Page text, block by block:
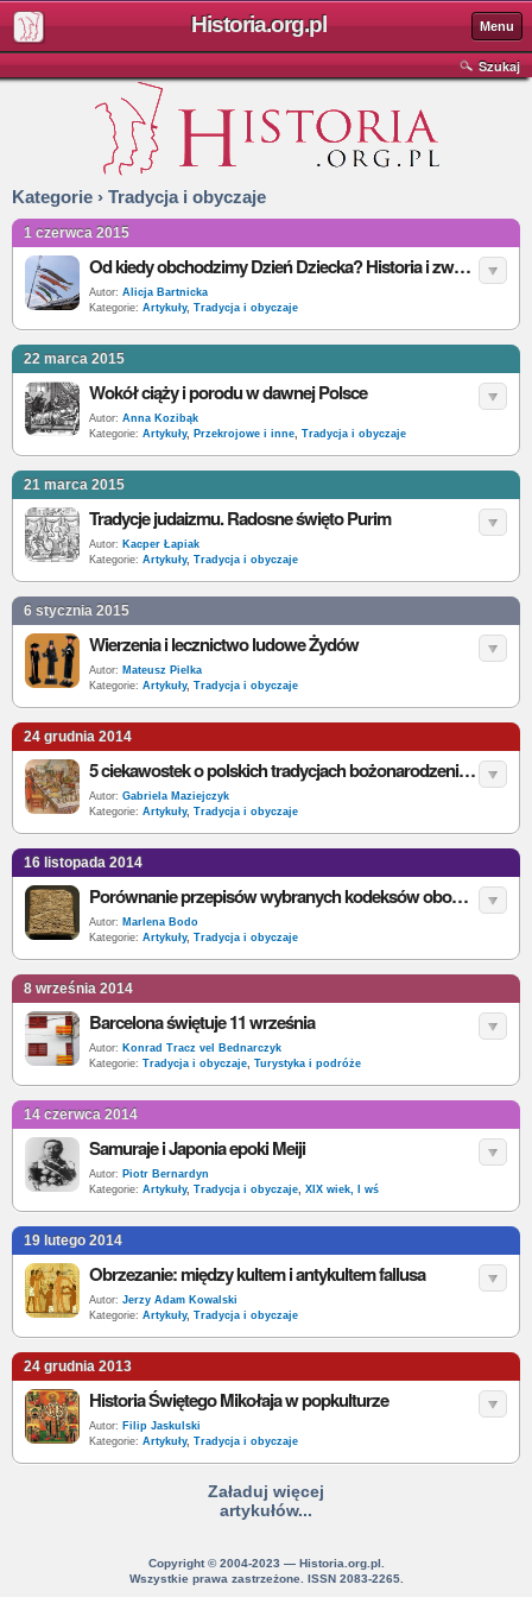
Historia.org.pl Menu
Szukaj
Kategorie › Tradycja i obyczaje
1 czerwca 2015
Od kiedy obchodzimy Dzień Dziecka? Historia i zwyczaje święta
Autor: Alicja Bartnicka
Kategorie: Artykuły, Tradycja i obyczaje
22 marca 2015
Wokół ciąży i porodu w dawnej Polsce
Autor: Anna Kozibąk
Kategorie: Artykuły, Przekrojowe i inne, Tradycja i obyczaje
21 marca 2015
Tradycje judaizmu. Radosne święto Purim
Autor: Kacper Łapiak
Kategorie: Artykuły, Tradycja i obyczaje
6 stycznia 2015
Wierzenia i lecznictwo ludowe Żydów
Autor: Mateusz Pielka
Kategorie: Artykuły, Tradycja i obyczaje
24 grudnia 2014
5 ciekawostek o polskich tradycjach bożonarodzeniowych, których możesz nie znać
Autor: Gabriela Maziejczyk
Kategorie: Artykuły, Tradycja i obyczaje
16 listopada 2014
Porównanie przepisów wybranych kodeksów obowiązujących w XIX wieku w państwach zaborczych Rzeczpospolitej Obojga Narodów
Autor: Marlena Bodo
Kategorie: Artykuły, Tradycja i obyczaje
8 września 2014
Barcelona świętuje 11 września
Autor: Konrad Tracz vel Bednarczyk
Kategorie: Tradycja i obyczaje, Turystyka i podróże
14 czerwca 2014
Samuraje i Japonia epoki Meiji
Autor: Piotr Bernardyn
Kategorie: Artykuły, Tradycja i obyczaje, XIX wiek, I wś
19 lutego 2014
Obrzezanie: między kultem i antykultem fallusa
Autor: Jerzy Adam Kowalski
Kategorie: Artykuły, Tradycja i obyczaje
24 grudnia 2013
Historia Świętego Mikołaja w popkulturze
Autor: Filip Jaskulski
Kategorie: Artykuły, Tradycja i obyczaje
Załaduj więcej
artykułów...
Copyright © 2004-2023 — Historia.org.pl.
Wszystkie prawa zastrzeżone. ISSN 2083-2265.